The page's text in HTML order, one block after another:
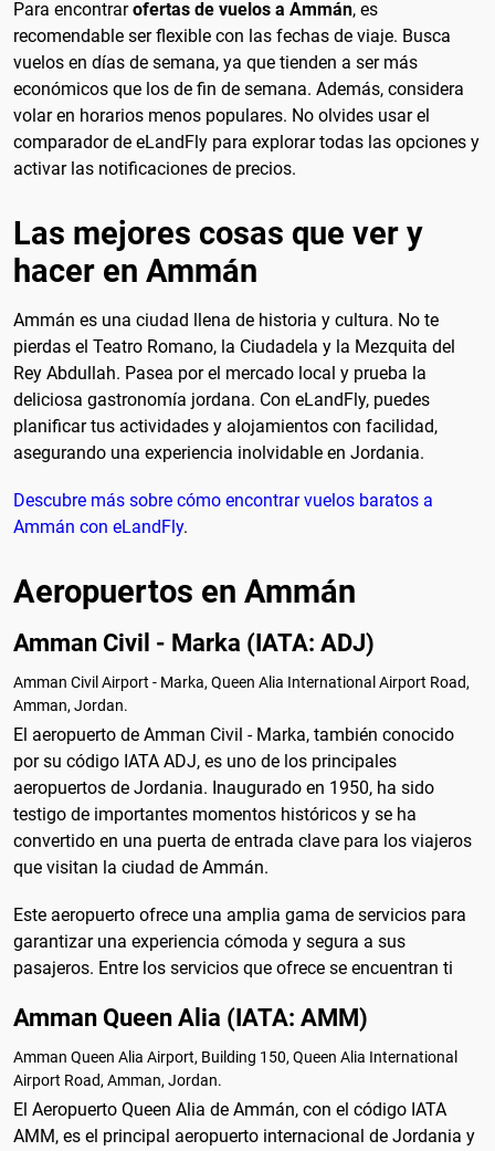
Para encontrarofertas de vuelos a Ammán, es
recomendable ser flexible con las fechas de viaje. Busca
vuelos en días de semana, ya que tienden a ser más
económicos que los de fin de semana. Además, considera
volar en horarios menos populares. No olvides usar el
comparador de eLandFly para explorar todas las opciones y
activar las notificaciones de precios.
Las mejores cosas que ver y
hacer en Ammán
Ammán es una ciudad llena de historia y cultura. No te
pierdas el Teatro Romano, la Ciudadela y la Mezquita del
Rey Abdullah. Pasea por el mercado local y prueba la
deliciosa gastronomía jordana. Con eLandFly, puedes
planificar tus actividades y alojamientos con facilidad,
asegurando una experiencia inolvidable en Jordania.
Descubre más sobre cómo encontrar vuelos baratos a
Ammán con eLandFly.
Aeropuertos en Ammán
Amman Civil - Marka (IATA: ADJ)
Amman Civil Airport - Marka, Queen Alia International Airport Road,
Amman, Jordan.
El aeropuerto de Amman Civil - Marka, también conocido
por su código IATA ADJ, es uno de los principales
aeropuertos de Jordania. Inaugurado en 1950, ha sido
testigo de importantes momentos históricos y se ha
convertido en una puerta de entrada clave para los viajeros
que visitan la ciudad de Ammán.
Este aeropuerto ofrece una amplia gama de servicios para
garantizar una experiencia cómoda y segura a sus
pasajeros. Entre los servicios que ofrece se encuentran ti
Amman Queen Alia (IATA: AMM)
Amman Queen Alia Airport, Building 150, Queen Alia International
Airport Road, Amman, Jordan.
El Aeropuerto Queen Alia de Ammán, con el código IATA
AMM, es el principal aeropuerto internacional de Jordania y